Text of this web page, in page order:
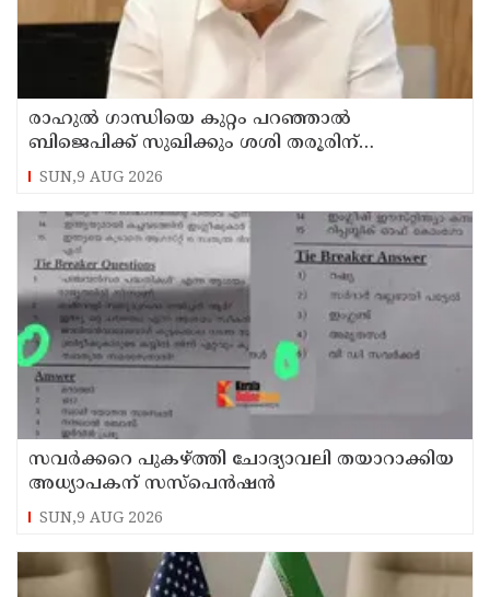
രാഹുല്‍ ഗാന്ധിയെ കുറ്റം പറഞ്ഞാല്‍
ബിജെപിക്ക് സുഖിക്കും ശശി തരൂരിന്
മറുപടിയുമായി കെ സി വേണുഗോപാല്‍
SUN,9 AUG 2026
സവര്‍ക്കറെ പുകഴ്ത്തി ചോദ്യാവലി തയാറാക്കിയ
അധ്യാപകന് സസ്‌പെന്‍ഷന്‍
SUN,9 AUG 2026